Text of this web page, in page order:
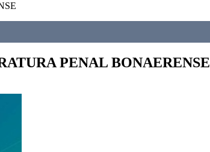
PENAL BONAERENSE